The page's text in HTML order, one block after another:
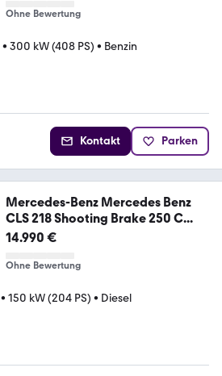
Ohne Bewertung
• 300 kW (408 PS) • Benzin
Kontakt Parken
Mercedes-Benz Mercedes Benz
CLS 218 Shooting Brake 250 C...
14.990 €
Ohne Bewertung
• 150 kW (204 PS) • Diesel